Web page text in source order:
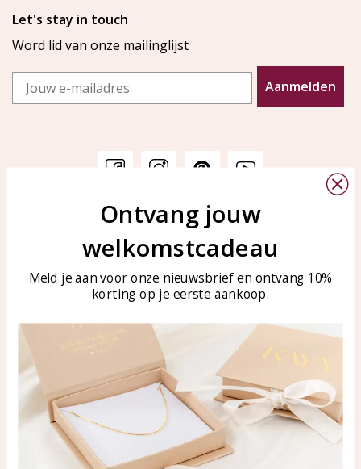
Let's stay in touch
Word lid van onze mailinglijst
Email
Aanmelden
Veelgestelde vragen
Sieraden onderhouden
KAYA Sieraden
Bellen of WhatsApp Ma-Vr
tussen 09:00-17:00
Tel: 0850003187
WhatsApp: 0850003187
klantenservice@kayasierade
Producten
Alle producten
Nieuwe producten
KAYA Sieraden
Over ons
Samenwerken?
Ontvang jouw
welkomstcadeau
Meld je aan voor onze nieuwsbrief en ontvang 10%
korting op je eerste aankoop.